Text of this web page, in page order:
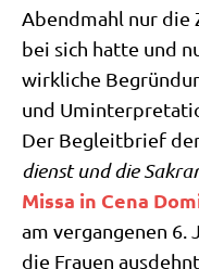
Abend­mahl nur die
bei sich hat­te und
wirk­li­che
und
Der Begleit­brief
dienst und die
Mis­sa in Cena
am ver­gan­ge­nen 6.
die Frau­en